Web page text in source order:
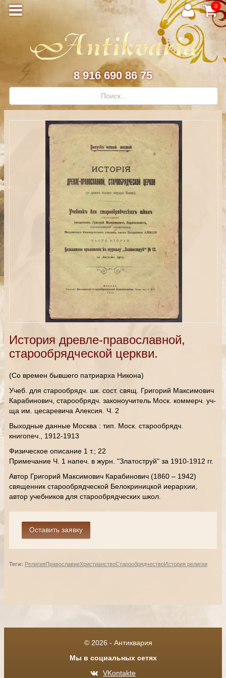
0
8 916 690 86 75
История древле-православной,
старообрядческой церкви.
(Со времен бывшего патриарха Никона)
Учеб. для старообрядч. шк. сост. свящ. Григорий Максимович
Карабинович, старообрядч. законоучитель Моск. коммерч. уч-
ща им. цесаревича Алексия. Ч. 2
Выходные данные Москва : тип. Моск. старообрядч.
книгопеч., 1912-1913
Физическое описание 1 т.; 22
Примечание Ч. 1 напеч. в журн. "Златоструй" за 1910-1912 гг.
Автор Григорий Максимович Карабинович (1860 – 1942)
священник старообрядческой Белокриницкой иерархии,
автор учебников для старообрядческих школ.
Теги: РелигияПравославиеХристианствоСтарообрядчествоИстория религии
© 2026 - Антиквария
Мы в социальных сетях
VKontakte